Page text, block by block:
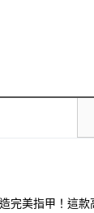
完美指甲！這